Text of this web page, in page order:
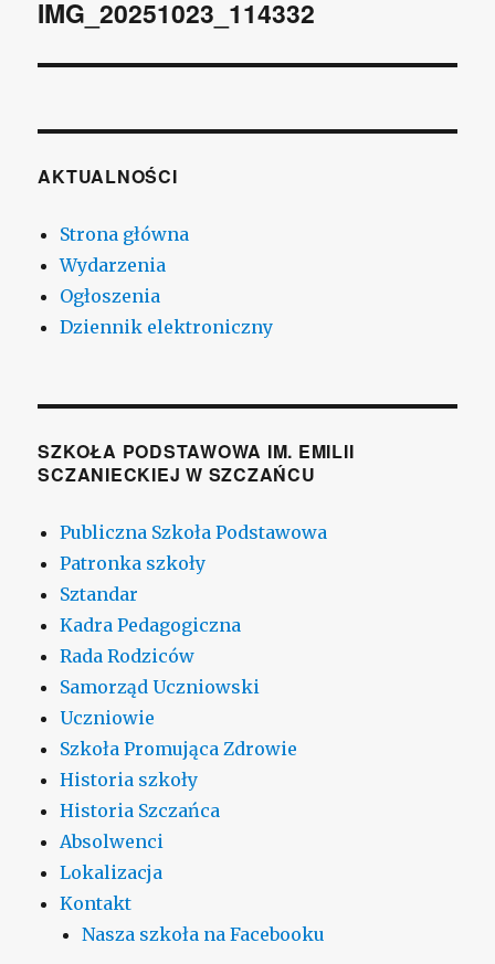
IMG_20251023_114332
AKTUALNOŚCI
Strona główna
Wydarzenia
Ogłoszenia
Dziennik elektroniczny
SZKOŁA PODSTAWOWA IM. EMILII
SCZANIECKIEJ W SZCZAŃCU
Publiczna Szkoła Podstawowa
Patronka szkoły
Sztandar
Kadra Pedagogiczna
Rada Rodziców
Samorząd Uczniowski
Uczniowie
Szkoła Promująca Zdrowie
Historia szkoły
Historia Szczańca
Absolwenci
Lokalizacja
Kontakt
Nasza szkoła na Facebooku